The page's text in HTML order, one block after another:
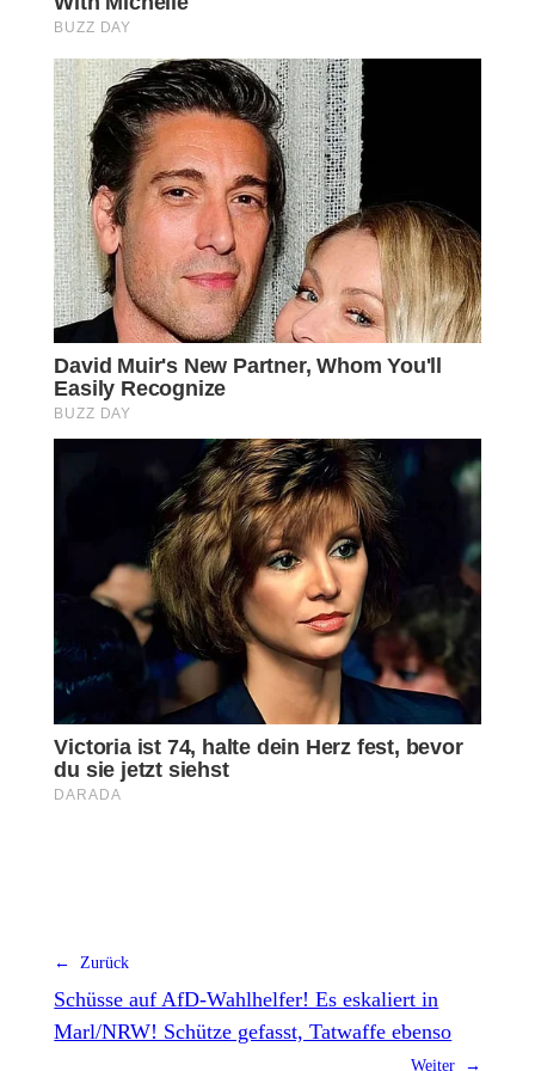
← Zurück
Schüsse auf AfD-Wahlhelfer! Es eskaliert in
Marl/NRW! Schütze gefasst, Tatwaffe ebenso
Weiter →